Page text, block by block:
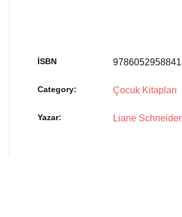
İSBN 9786052958841
Category: Çocuk Kitapları
Yazar Liane Schneider